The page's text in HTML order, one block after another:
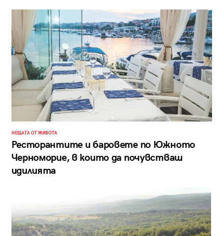
НЕЩАТА ОТ ЖИВОТА
Ресторантите и баровете по Южното
Черноморие, в които да почувстваш
идилията